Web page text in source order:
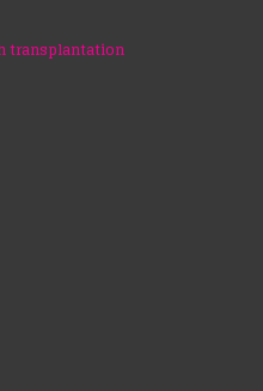
transplantation